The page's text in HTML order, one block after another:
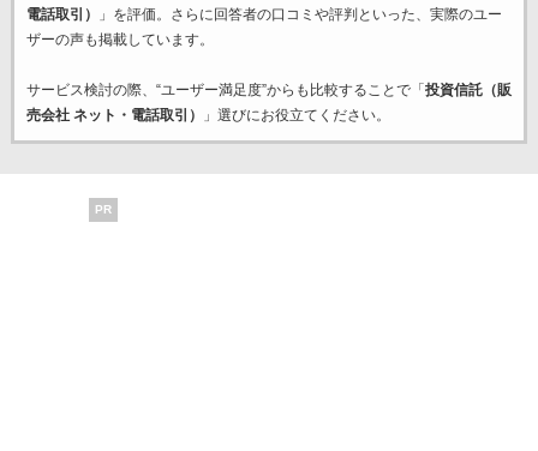
電話取引）
」を評価。さらに回答者の口コミや評判といった、実際のユー
ザーの声も掲載しています。
サービス検討の際、“ユーザー満足度”からも比較することで「 投資信託（販
売会社 ネット・電話取引）
」選びにお役立てください。
PR